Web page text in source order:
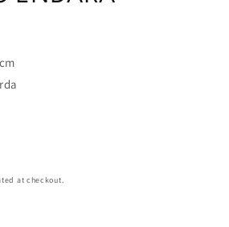
at checkout.